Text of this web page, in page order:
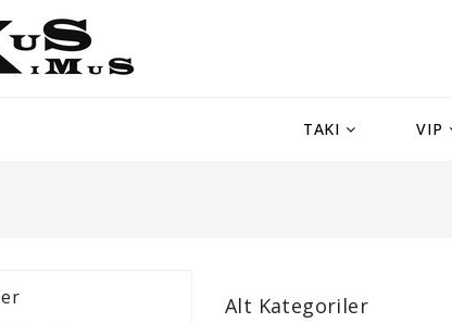
TAKI VIP
Alt Kategoriler